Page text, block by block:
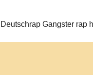
Deutschrap Gangster rap